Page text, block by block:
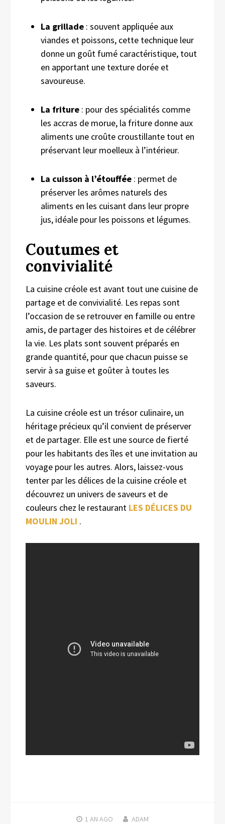
La grillade : souvent appliquée aux
viandes et poissons, cette technique leur
donne un goût fumé caractéristique, tout
en apportant une texture dorée et
savoureuse.
La friture : pour des spécialités comme
les accras de morue, la friture donne aux
aliments une croûte croustillante tout en
préservant leur moelleux à l’intérieur.
La cuisson à l’étouffée : permet de
préserver les arômes naturels des
aliments en les cuisant dans leur propre
jus, idéale pour les poissons et légumes.
Coutumes et
convivialité
La cuisine créole est avant tout une cuisine de
partage et de convivialité. Les repas sont
l’occasion de se retrouver en famille ou entre
amis, de partager des histoires et de célébrer
la vie. Les plats sont souvent préparés en
grande quantité, pour que chacun puisse se
servir à sa guise et goûter à toutes les
saveurs.
La cuisine créole est un trésor culinaire, un
héritage précieux qu’il convient de préserver
et de partager. Elle est une source de fierté
pour les habitants des îles et une invitation au
voyage pour les autres. Alors, laissez-vous
tenter par les délices de la cuisine créole et
découvrez un univers de saveurs et de
couleurs chez le restaurant LES DÉLICES DU
MOULIN JOLI .
1 AN AGO ADAM